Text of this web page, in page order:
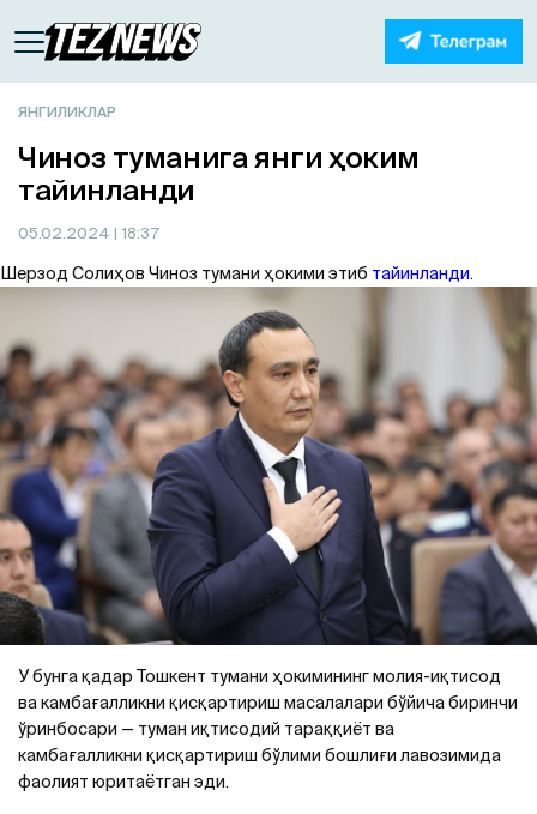
ЯНГИЛИКЛАР
Чиноз туманига янги ҳоким
тайинланди
05.02.2024 | 18:37
Шерзод Солиҳов Чиноз тумани ҳокими этиб тайинланди.
У бунга қадар Тошкент тумани ҳокимининг молия-иқтисод
ва камбағалликни қисқартириш масалалари бўйича биринчи
ўринбосари — туман иқтисодий тараққиёт ва
камбағалликни қисқартириш бўлими бошлиғи лавозимида
фаолият юритаётган эди.